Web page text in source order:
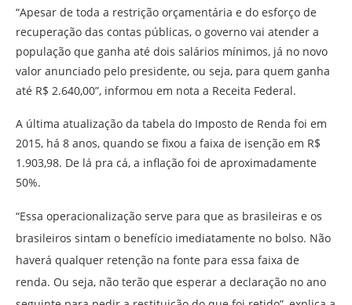
“Apesar de toda a restrição orçamentária e do esforço de
recuperação das contas públicas, o governo vai atender a
população que ganha até dois salários mínimos, já no novo
valor anunciado pelo presidente, ou seja, para quem ganha
até R$ 2.640,00”, informou em nota a Receita Federal.
A última atualização da tabela do Imposto de Renda foi em
2015, há 8 anos, quando se fixou a faixa de isenção em R$
1.903,98. De lá pra cá, a inflação foi de aproximadamente
50%.
“Essa operacionalização serve para que as brasileiras e os
brasileiros sintam o benefício imediatamente no bolso. Não
haverá qualquer retenção na fonte para essa faixa de
renda. Ou seja, não terão que esperar a declaração no ano